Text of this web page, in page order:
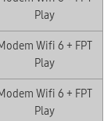
Play
Wifi 6 + FPT
Play
Wifi 6 + FPT
Play